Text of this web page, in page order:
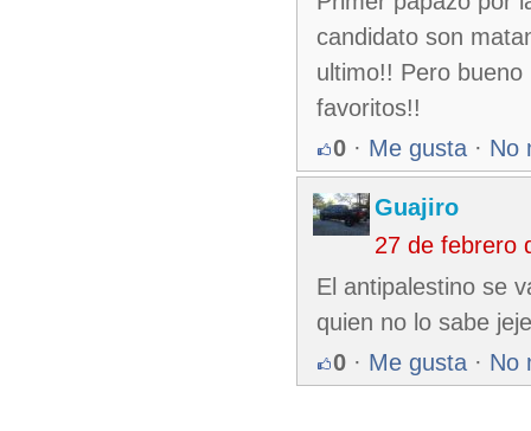
candidato son
ultimo!! Pero
favoritos!!
0 · Me gusta · No
Guajiro
27 de febrero
El antipalestino se
quien no lo sabe jeje
0 · Me gusta · No